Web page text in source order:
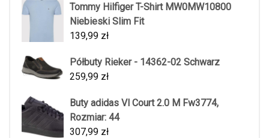
Tommy Hilfiger T-Shirt MW0MW10800
Niebieski Slim Fit
139,99 zł
Półbuty Rieker - 14362-02 Schwarz
259,99 zł
Buty adidas Vl Court 2.0 M Fw3774,
Rozmiar: 44
307,99 zł